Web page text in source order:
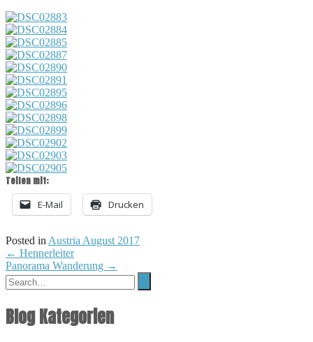
Teilen mit:
E-Mail
Drucken
Posted in Austria August 2017
Post
navigation
← Hennerleiter
Panorama Wanderung →
Blog Kategorien